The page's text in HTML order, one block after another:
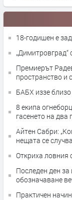
18-годишен е
„Димитровград“
Премиерът
пространство и
БАБХ иззе
8 екипа
гасенето на
Айтен Сабри:
нещата се
Откриха ловния
Последен ден за
обозначаване
Практичен